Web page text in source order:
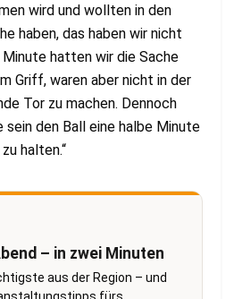
wird und wollten in den
haben, das haben wir nicht
hatten wir die Sache
Griff, waren aber nicht in der
Tor zu machen. Dennoch
sein den Ball eine halbe Minute
halten.“
– in zwei Minuten
aus der Region – und
fürs